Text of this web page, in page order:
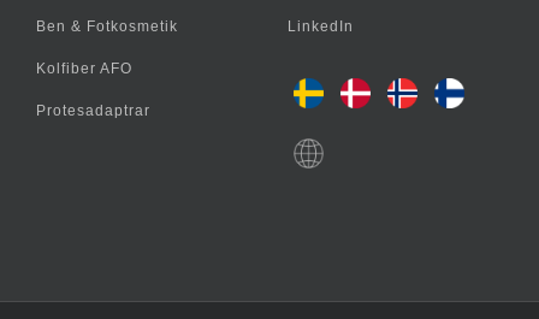
Ben & Fotkosmetik
Kolfiber AFO
Protesadaptrar
LinkedIn